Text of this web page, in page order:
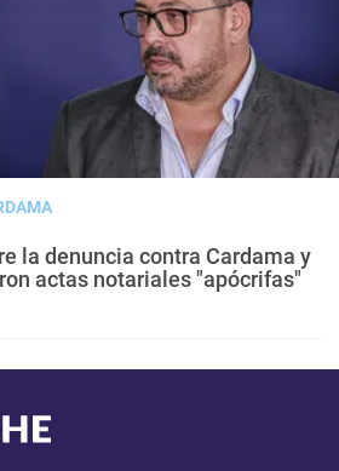
la denuncia contra Cardama y
actas notariales "apócrifas"